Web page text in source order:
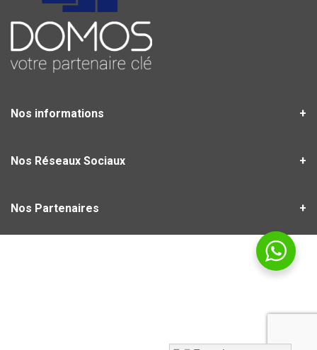
Nos informations
Nos Réseaux Sociaux
Nos Partenaires